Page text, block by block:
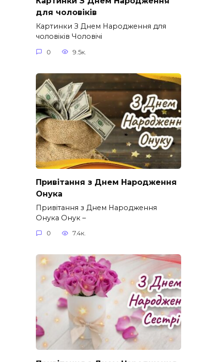
для чоловіків​
Картинки З Днем Народження для
чоловіків​ Чоловічі
0 9.5к.
Привітання з Днем Народження
Онука
Привітання з Днем Народження
Онука Онук –
0 7.4к.